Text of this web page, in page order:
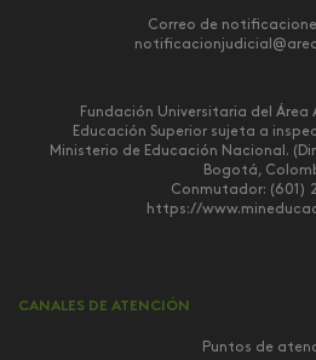
Correo de
Fundación Universitaria del
Educación Superior sujeta a
Ministerio de Educación Nacional.
Bogotá,
Conmutador: (601)
https://
CANALES DE ATENCIÓN
Puntos de